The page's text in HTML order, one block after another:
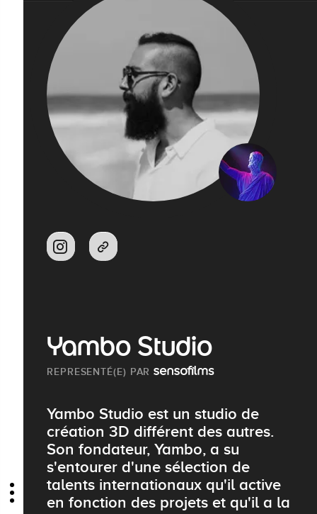
Yambo Studio
REPRESENTÉ(E) PAR
Yambo Studio est un studio de
création 3D différent des autres.
Son fondateur, Yambo, a su
s'entourer d'une sélection de
talents internationaux qu'il active
en fonction des projets et qu'il a la